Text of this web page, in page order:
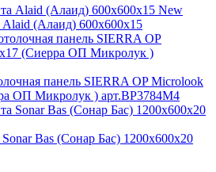
New
(Алаид) 600х600х15
панель SIERRA OP Microlook
ОП Микролук ) арт.BP3784M4
Bas (Сонар Бас) 1200x600x20